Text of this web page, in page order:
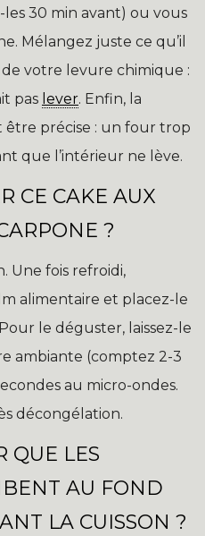
30 min avant) ou vous
Mélangez juste ce qu’il
votre levure chimique :
pas lever. Enfin, la
précise : un four trop
que l’intérieur ne lève.
CE CAKE AUX
?
Une fois refroidi,
alimentaire et placez-le
le déguster, laissez-le
ambiante (comptez 2-3
au micro-ondes.
décongélation.
QUE LES
AU FOND
LA CUISSON ?